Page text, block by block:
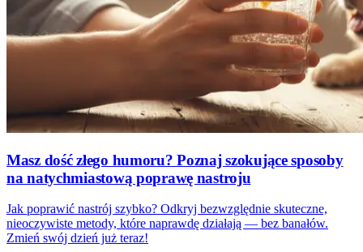
Masz dość złego humoru? Poznaj szokujące sposoby
na natychmiastową poprawę nastroju
Jak poprawić nastrój szybko? Odkryj bezwzględnie skuteczne,
nieoczywiste metody, które naprawdę działają — bez banałów.
Zmień swój dzień już teraz!